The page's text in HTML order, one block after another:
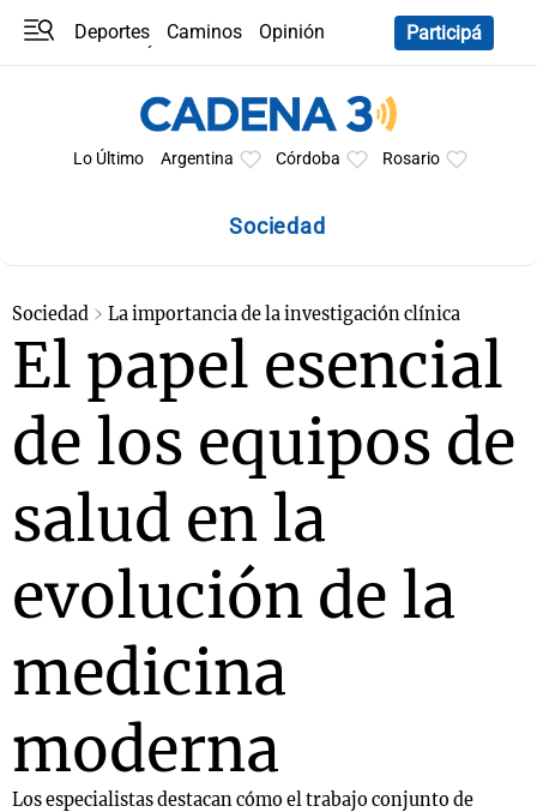
Deportes Caminos
Opinión
Participá
Lo Último Argentina Córdoba Rosario
Sociedad
Sociedad La importancia de la investigación clínica
El papel esencial
de los equipos de
salud en la
evolución de la
medicina
moderna
Los especialistas destacan cómo el trabajo conjunto de